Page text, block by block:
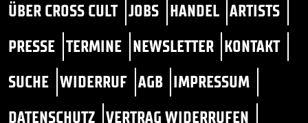
ÜBER CROSS CULT JOBS HANDEL ARTISTS
PRESSE TERMINE NEWSLETTER KONTAKT
SUCHE WIDERRUF AGB IMPRESSUM
DATENSCHUTZ VERTRAG WIDERRUFEN